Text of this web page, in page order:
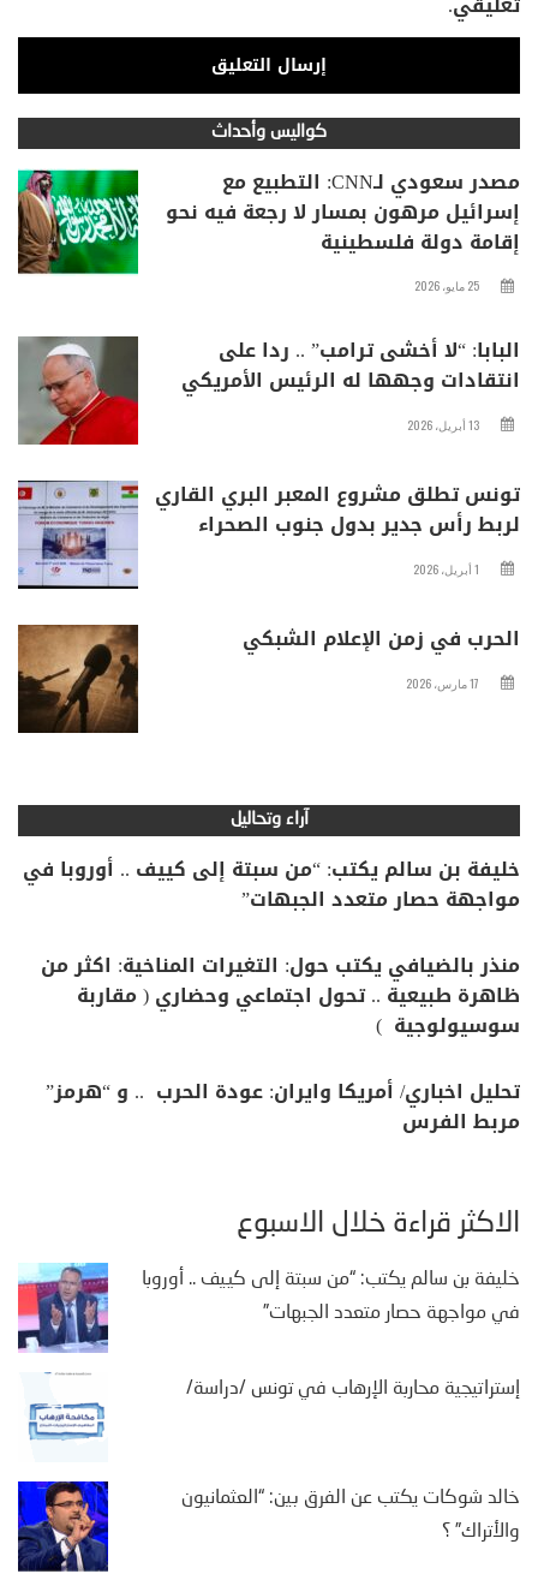
كواليس وأحداث
مصدر سعودي لـCNN: التطبيع مع
إسرائيل مرهون بمسار لا رجعة فيه نحو
إقامة دولة فلسطينية
25 مايو، 2026
البابا: “لا أخشى ترامب” .. ردا على
انتقادات وجهها له الرئيس الأمريكي
13 أبريل، 2026
تونس تطلق مشروع المعبر البري القاري
لربط رأس جدير بدول جنوب الصحراء
1 أبريل، 2026
الحرب في زمن الإعلام الشبكي
17 مارس، 2026
آراء وتحاليل
خليفة بن سالم يكتب: “من سبتة إلى كييف .. أوروبا في
مواجهة حصار متعدد الجبهات”
منذر بالضيافي يكتب حول: التغيرات المناخية: اكثر من
ظاهرة طبيعية .. تحول اجتماعي وحضاري ( مقاربة
سوسيولوجية )
تحليل اخباري/ أمريكا وايران: عودة الحرب .. و “هرمز”
مربط الفرس
الأكثر قراءة خلال الأسبوع
خليفة بن سالم يكتب: “من سبتة إلى كييف .. أوروبا
في مواجهة حصار متعدد الجبهات”
إستراتيجية محاربة الإرهاب في تونس /دراسة/
خالد شوكات يكتب عن الفرق بين: “العثمانيون
والأتراك” ؟